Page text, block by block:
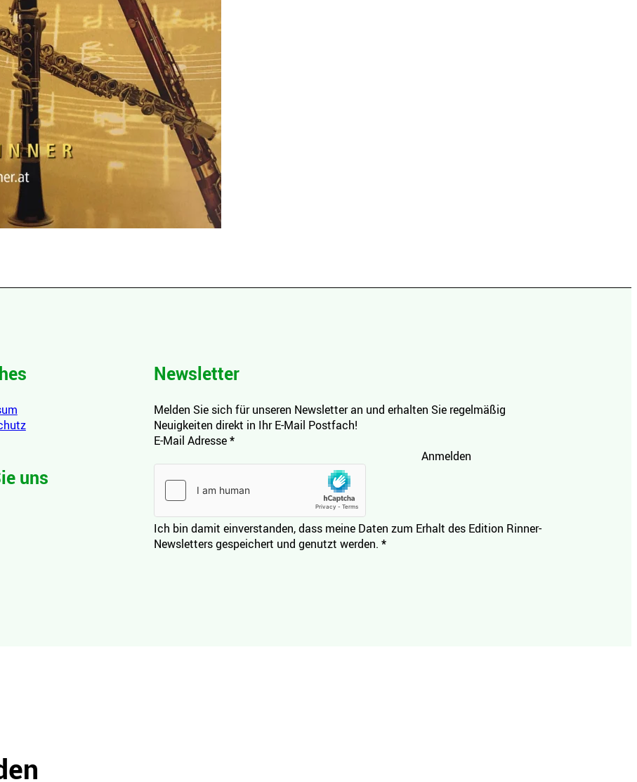
uns
Newsletter
Melden Sie sich für unseren Newsletter an und erhalten Sie regelmäßig
Neuigkeiten direkt in Ihr E-Mail Postfach!
E-Mail Adresse*
Anmelden
Ich bin damit einverstanden, dass meine Daten zum Erhalt des Edition Rinner-
Newsletters gespeichert und genutzt werden. *